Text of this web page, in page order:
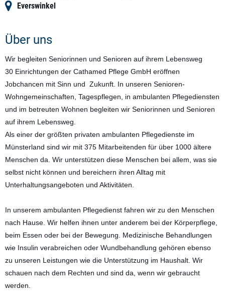
Everswinkel
Über uns
Wir begleiten Seniorinnen und Senioren auf ihrem Lebensweg
30 Einrichtungen der Cathamed Pflege GmbH eröffnen
Jobchancen mit Sinn und Zukunft. In unseren Senioren-
Wohngemeinschaften, Tagespflegen, in ambulanten Pflegediensten
und im betreuten Wohnen begleiten wir Seniorinnen und Senioren
auf ihrem Lebensweg.
Als einer der größten privaten ambulanten Pflegedienste im
Münsterland sind wir mit 375 Mitarbeitenden für über 1000 ältere
Menschen da. Wir unterstützen diese Menschen bei allem, was sie
selbst nicht können und bereichern ihren Alltag mit
Unterhaltungsangeboten und Aktivitäten.
In unserem ambulanten Pflegedienst fahren wir zu den Menschen
nach Hause. Wir helfen ihnen unter anderem bei der Körperpflege,
beim Essen oder bei der Bewegung. Medizinische Behandlungen
wie Insulin verabreichen oder Wundbehandlung gehören ebenso
zu unseren Leistungen wie die Unterstützung im Haushalt. Wir
schauen nach dem Rechten und sind da, wenn wir gebraucht
werden.